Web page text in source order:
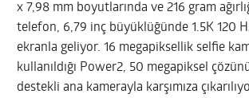
x 7,98 mm boyutlarında ve 216 gram
telefon, 6,79 inç büyüklüğünde 1.5K 120
ekranla geliyor. 16 megapiksellik selfie
kullanıldığı Power2, 50 megapiksel
destekli ana kamerayla karşımıza